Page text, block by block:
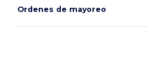
Ordenes de mayoreo